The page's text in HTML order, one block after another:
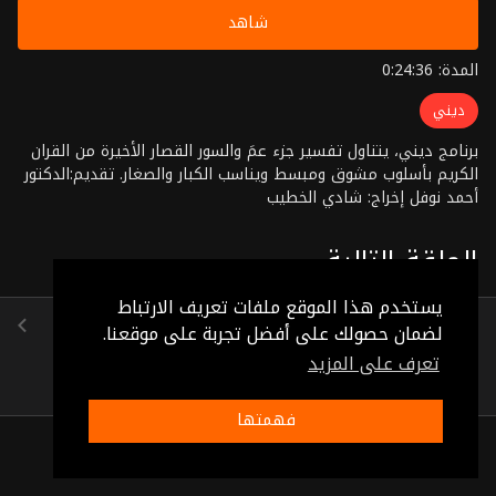
يستخدم هذا الموقع ملفات تعريف الارتباط
لضمان حصولك على أفضل تجربة على موقعنا.
تعرف على المزيد
فهمتها
شاهد
المدة: 0:24:36
ديني
برنامج ديني، يتناول تفسير جزء عمَ والسور القصار الأخيرة من القران
الكريم بأسلوب مشوق ومبسط ويناسب الكبار والصغار. تقديم:الدكتور
أحمد نوفل إخراج: شادي الخطيب
الحلقة التالية
الحلقة 18
(0:23:37)